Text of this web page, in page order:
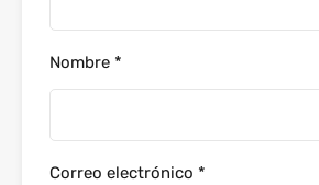
Nombre *
Correo electrónico *